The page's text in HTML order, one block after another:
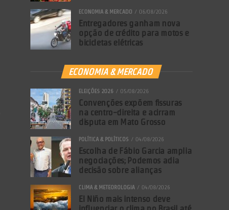
ECONOMIA & MERCADO 06/08/2026
Entregadores ganham nova
opção de crédito para motos e
bicicletas elétricas
ECONOMIA & MERCADO
ELEIÇÕES 2026 05/08/2026
Convenções expõem fissuras
na centro-direita e acirram
disputa em Mato Grosso
POLÍTICA & POLÍTICOS 04/08/2026
Escolha de Fábio Garcia amplia
negociações; Podemos adia
decisão sobre alianças
CLIMA & METEOROLOGIA 04/08/2026
El Niño mais intenso deve